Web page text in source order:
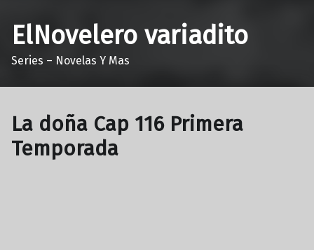
ElNovelero variadito
Series – Novelas Y Mas
La doña Cap 116 Primera
Temporada